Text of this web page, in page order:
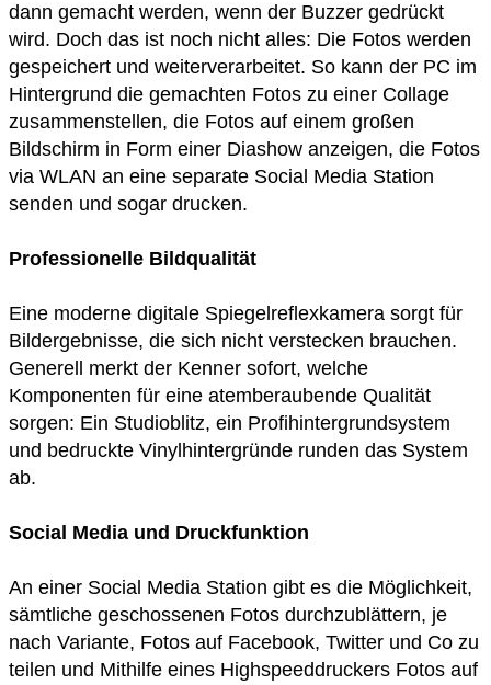
dann gemacht werden, wenn der Buzzer gedrückt
wird. Doch das ist noch nicht alles: Die Fotos werden
gespeichert und weiterverarbeitet. So kann der PC im
Hintergrund die gemachten Fotos zu einer Collage
zusammenstellen, die Fotos auf einem großen
Bildschirm in Form einer Diashow anzeigen, die Fotos
via WLAN an eine separate Social Media Station
senden und sogar drucken.
Professionelle Bildqualität
Eine moderne digitale Spiegelreflexkamera sorgt für
Bildergebnisse, die sich nicht verstecken brauchen.
Generell merkt der Kenner sofort, welche
Komponenten für eine atemberaubende Qualität
sorgen: Ein Studioblitz, ein Profihintergrundsystem
und bedruckte Vinylhintergründe runden das System
ab.
Social Media und Druckfunktion
An einer Social Media Station gibt es die Möglichkeit,
sämtliche geschossenen Fotos durchzublättern, je
nach Variante, Fotos auf Facebook, Twitter und Co zu
teilen und Mithilfe eines Highspeeddruckers Fotos auf